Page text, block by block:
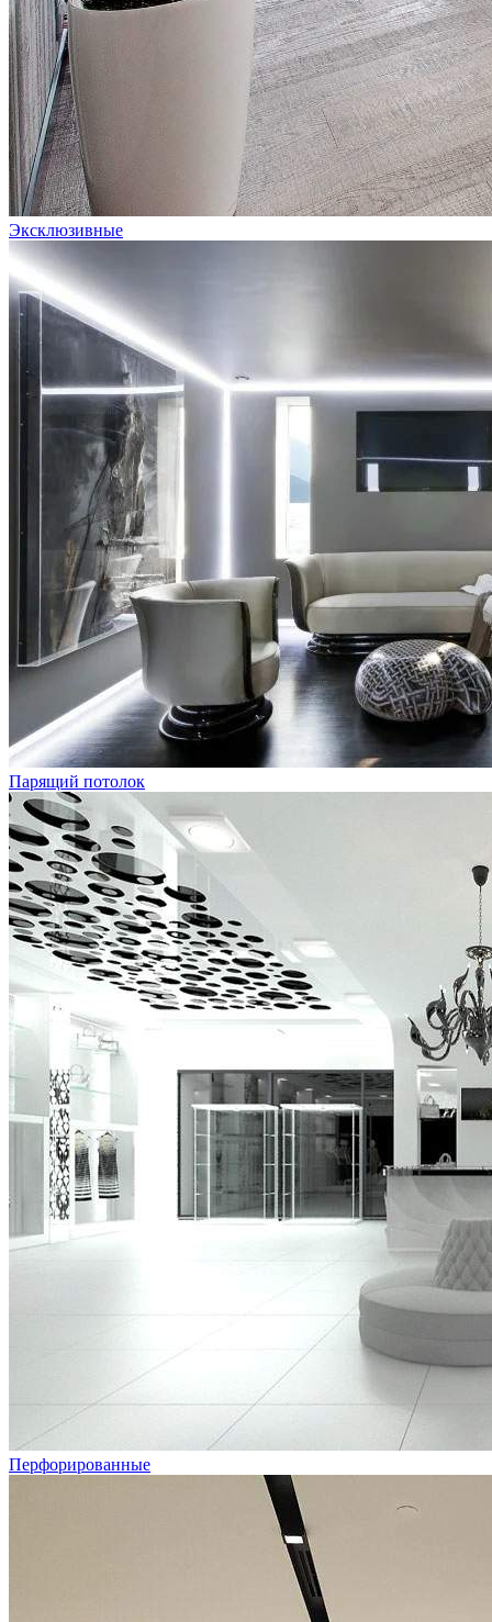
Эксклюзивные
Парящий потолок
Перфорированные